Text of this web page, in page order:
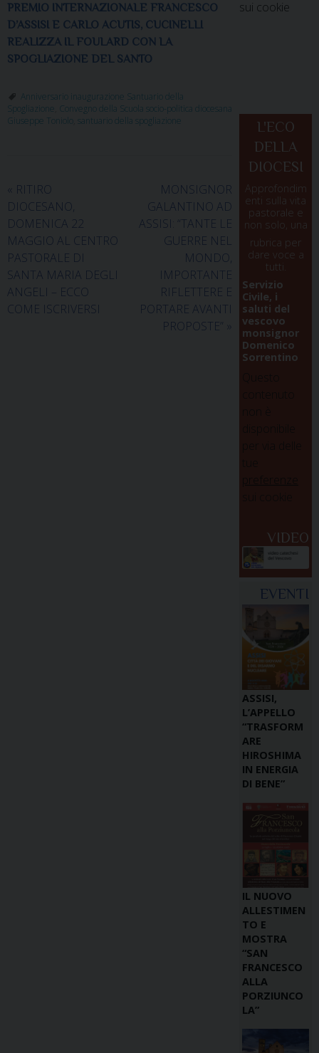
PREMIO INTERNAZIONALE FRANCESCO
D’ASSISI E CARLO ACUTIS, CUCINELLI
REALIZZA IL FOULARD CON LA
SPOGLIAZIONE DEL SANTO
Anniversario inaugurazione Santuario della
Spogliazione Convegno della Scuola socio-politica diocesana
Giuseppe Toniolo
santuario della spogliazione
« RITIRO
DIOCESANO,
DOMENICA 22
MAGGIO AL CENTRO
PASTORALE DI
SANTA MARIA DEGLI
ANGELI – ECCO
COME ISCRIVERSI
MONSIGNOR
GALANTINO AD
ASSISI: “TANTE LE
GUERRE NEL
MONDO,
IMPORTANTE
RIFLETTERE E
PORTARE AVANTI
PROPOSTE” »
sui cookie
L'ECO
DELLA
DIOCESI
Approfondim
enti sulla vita
pastorale e
non solo, una
rubrica per
dare voce a
tutti.
Servizio
Civile, i
saluti del
vescovo
monsignor
Domenico
Sorrentino
VIDEO
EVENTI
ASSISI,
L’APPELLO
“TRASFORM
ARE
HIROSHIMA
IN ENERGIA
DI BENE”
IL NUOVO
ALLESTIMEN
TO E
MOSTRA
“SAN
FRANCESCO
ALLA
PORZIUNCO
LA”